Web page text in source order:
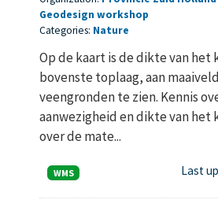
Geodesign workshop
Categories: Nature
Op de kaart is de dikte van het
bovenste toplaag, aan
veengronden te zien. Kennis
aanwezigheid en dikte van het
over de mate...
WMS Last